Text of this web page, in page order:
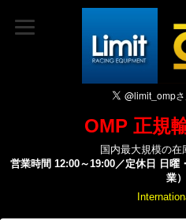
OMP 正規
国内最大規模の在
営業時間 12:00～19:00／定休日 日
業）